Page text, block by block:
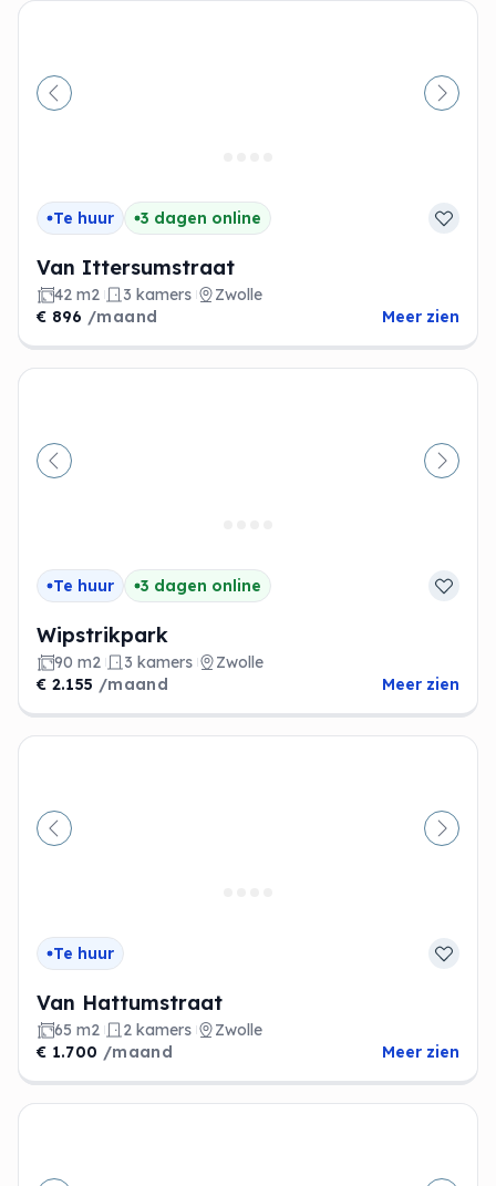
Vorige
Te huur 3 dagen online
Van Ittersumstraat
42 m2 3 kamers
Zwolle
€ 896 /maand Meer zien
Vorige
Te huur 3 dagen online
Wipstrikpark
90 m2 3 kamers
Zwolle
€ 2.155 /maand Meer zien
Vorige
Te huur
Van Hattumstraat
65 m2 2 kamers
Zwolle
€ 1.700 /maand Meer zien